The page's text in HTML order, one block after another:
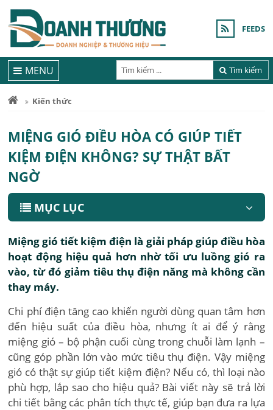
FEEDS
Tìm kiếm
MENU
Kiến thức
MIỆNG GIÓ ĐIỀU HÒA CÓ GIÚP TIẾT
KIỆM ĐIỆN KHÔNG? SỰ THẬT BẤT
NGỜ
MỤC LỤC
Miệng gió tiết kiệm điện là giải pháp giúp điều hòa
hoạt động hiệu quả hơn nhờ tối ưu luồng gió ra
vào, từ đó giảm tiêu thụ điện năng mà không cần
thay máy.
Chi phí điện tăng cao khiến người dùng quan tâm hơn
đến hiệu suất của điều hòa, nhưng ít ai để ý rằng
miệng gió – bộ phận cuối cùng trong chuỗi làm lạnh –
cũng góp phần lớn vào mức tiêu thụ điện. Vậy miệng
gió có thật sự giúp tiết kiệm điện? Nếu có, thì loại nào
phù hợp, lắp sao cho hiệu quả? Bài viết này sẽ trả lời
chi tiết bằng các phân tích thực tế, giúp bạn đưa ra lựa